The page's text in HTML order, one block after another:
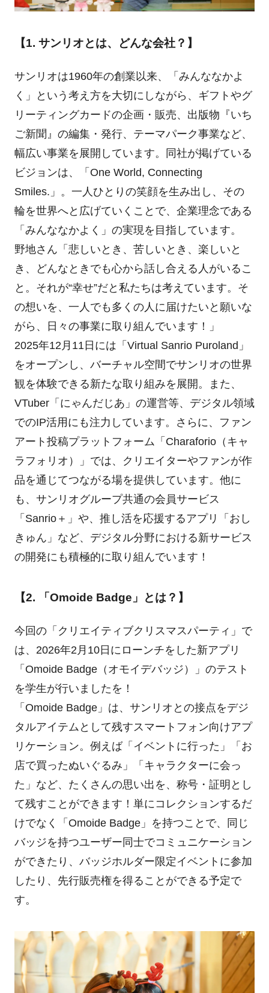
【1. サンリオとは、どんな会社？】
サンリオは1960年の創業以来、「みんななかよ
く」という考え方を大切にしながら、ギフトやグ
リーティングカードの企画・販売、出版物『いち
ご新聞』の編集・発行、テーマパーク事業など、
幅広い事業を展開しています。同社が掲げている
ビジョンは、「One World, Connecting
Smiles.」。一人ひとりの笑顔を生み出し、その
輪を世界へと広げていくことで、企業理念である
「みんななかよく」の実現を目指しています。
野地さん「悲しいとき、苦しいとき、楽しいと
き、どんなときでも心から話し合える人がいるこ
と。それが“幸せ”だと私たちは考えています。そ
の想いを、一人でも多くの人に届けたいと願いな
がら、日々の事業に取り組んでいます！」
2025年12月11日には「Virtual Sanrio Puroland」
をオープンし、バーチャル空間でサンリオの世界
観を体験できる新たな取り組みを展開。また、
VTuber「にゃんだじあ」の運営等、デジタル領域
でのIP活用にも注力しています。さらに、ファン
アート投稿プラットフォーム「Charaforio（キャ
ラフォリオ）」では、クリエイターやファンが作
品を通じてつながる場を提供しています。他に
も、サンリオグループ共通の会員サービス
「Sanrio＋」や、推し活を応援するアプリ「おし
きゅん」など、デジタル分野における新サービス
の開発にも積極的に取り組んでいます！
【2. 「Omoide Badge」とは？】
今回の「クリエイティブクリスマスパーティ」で
は、2026年2月10日にローンチをした新アプリ
「Omoide Badge（オモイデバッジ）」のテスト
を学生が行いましたを！
「Omoide Badge」は、サンリオとの接点をデジ
タルアイテムとして残すスマートフォン向けアプ
リケーション。例えば「イベントに行った」「お
店で買ったぬいぐるみ」「キャラクターに会っ
た」など、たくさんの思い出を、称号・証明とし
て残すことができます！単にコレクションするだ
けでなく「Omoide Badge」を持つことで、同じ
バッジを持つユーザー同士でコミュニケーション
ができたり、バッジホルダー限定イベントに参加
したり、先行販売権を得ることができる予定で
す。